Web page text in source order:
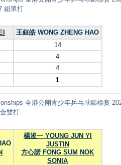
組單打
王鉦皓 WONG ZHENG HAO
14
4
4
1
全港公開青少年乒乓球錦標賽
雙打
楊浚一 YOUNG JUN YI
JUSTIN
方心諾 FONG SUM NOK
SONIA